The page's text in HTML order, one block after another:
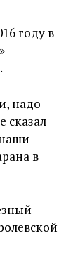
году в
надо
сказал
в